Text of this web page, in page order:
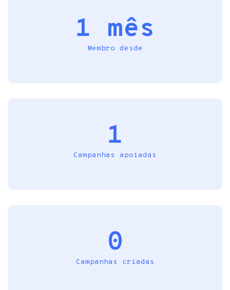
1 mês
Membro desde
1
Campanhas apoiadas
0
Campanhas criadas